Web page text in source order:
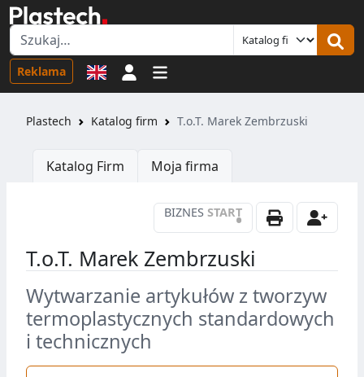
Reklama Logowanie
Plastech Katalog firm T.o.T. Marek Zembrzuski
Katalog Firm Moja firma
BIZNES START
•
T.o.T. Marek Zembrzuski
Wytwarzanie artykułów z tworzyw
termoplastycznych standardowych
i technicznych